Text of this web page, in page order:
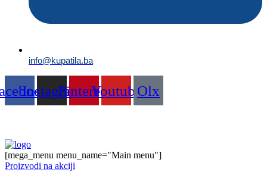
info@kupatila.ba
InstagramPinterestYoutubeOlx
[mega_menu menu_name="Main menu"]
Proizvodi na akciji